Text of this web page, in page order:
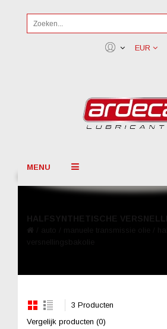
EUR
MENU
3 Producten
Vergelijk producten (0)